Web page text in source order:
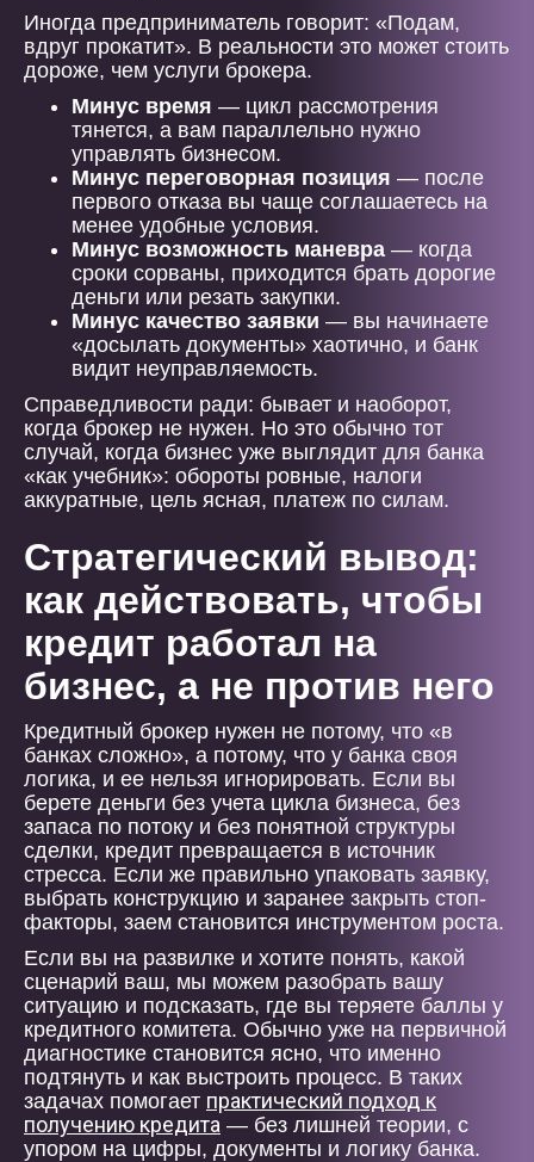
Иногда предприниматель говорит: «Подам,
вдруг прокатит». В реальности это может стоить
дороже, чем услуги брокера.
Минус время — цикл рассмотрения
тянется, а вам параллельно нужно
управлять бизнесом.
Минус переговорная позиция — после
первого отказа вы чаще соглашаетесь на
менее удобные условия.
Минус возможность маневра — когда
сроки сорваны, приходится брать дорогие
деньги или резать закупки.
Минус качество заявки — вы начинаете
«досылать документы» хаотично, и банк
видит неуправляемость.
Справедливости ради: бывает и наоборот,
когда брокер не нужен. Но это обычно тот
случай, когда бизнес уже выглядит для банка
«как учебник»: обороты ровные, налоги
аккуратные, цель ясная, платеж по силам.
Стратегический вывод:
как действовать, чтобы
кредит работал на
бизнес, а не против него
Кредитный брокер нужен не потому, что «в
банках сложно», а потому, что у банка своя
логика, и ее нельзя игнорировать. Если вы
берете деньги без учета цикла бизнеса, без
запаса по потоку и без понятной структуры
сделки, кредит превращается в источник
стресса. Если же правильно упаковать заявку,
выбрать конструкцию и заранее закрыть стоп-
факторы, заем становится инструментом роста.
Если вы на развилке и хотите понять, какой
сценарий ваш, мы можем разобрать вашу
ситуацию и подсказать, где вы теряете баллы у
кредитного комитета. Обычно уже на первичной
диагностике становится ясно, что именно
подтянуть и как выстроить процесс. В таких
задачах помогает практический подход к
получению кредита — без лишней теории, с
упором на цифры, документы и логику банка.